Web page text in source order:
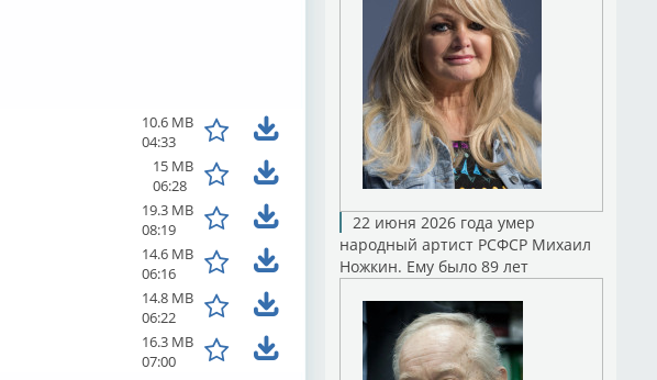
10.6 MB
04:33
15 MB
06:28
19.3 MB
08:19
14.6 MB
06:16
14.8 MB
06:22
16.3 MB
07:00
22 июня 2026 года умер
народный артист РСФСР Михаил
Ножкин. Ему было 89 лет